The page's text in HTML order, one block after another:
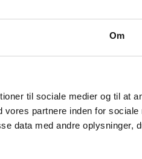
Om
til sociale medier og til at
partnere inden for sociale
data med andre oplysninger,
i henhold tilprivatlivspolitikken
Analyser